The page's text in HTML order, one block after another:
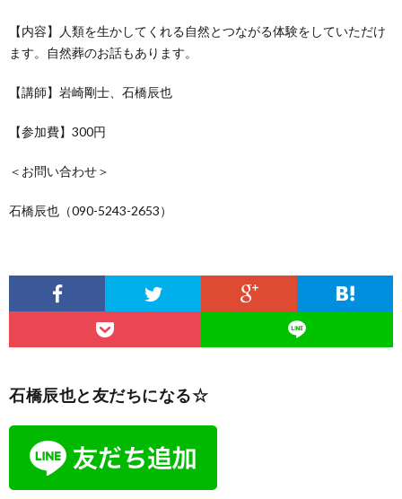
【内容】人類を生かしてくれる自然とつながる体験をしていただけ
ます。自然葬のお話もあります。
【講師】岩崎剛士、石橋辰也
【参加費】300円
＜お問い合わせ＞
石橋辰也（090-5243-2653）
石橋辰也と友だちになる☆